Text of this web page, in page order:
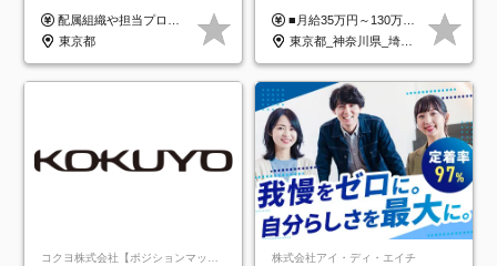
配属組織や担当プロジェクトにより異なります。 ▼参考情報 ----------------------- 年俸650万～（1/12を月々支給） ※経験、能力を考慮の上、当社規定により優遇いたします。 ※時間外、休日出勤、深夜手当に対する賃金も基本年俸に含みます。
東京都
迎*年休134日*月給35万～*
定着率100%
■月給35万円～130万円＋賞与年2回＋各種手当 ※システムエンジニアの経験をお持ちの方は月給41万円以上＋賞与年2回（108万円～）＋手当 ■単価（年収）アップのチャンスは最大年12回 ※残業代は1分単位で100％全額支給。サービス残業などは一切ありません ※試用期間6ヵ月（試用期間中の待遇・給与に差はありません）
東京都_神奈川県_埼玉県_千葉県_大阪府_愛知県_北海道_青森県_岩手県_宮城県_秋田県_山形県_福島県_茨城県_栃木県_群馬県_新潟県_山梨県_長野県_富山県_石川県_福井県_静岡県_岐阜県_三重県_兵庫県_京都府_滋賀県_奈良県_和歌山県_広島県_岡山県_鳥取県_島根県_山口県_徳島県_香川県_愛媛県_高知県_福岡県_熊本県_佐賀県_長崎県_大分県_宮崎県_鹿児島県_沖縄県
コクヨ株式会社【ポジションマッチ登録】 株式会社アイ・ディ・エイチ